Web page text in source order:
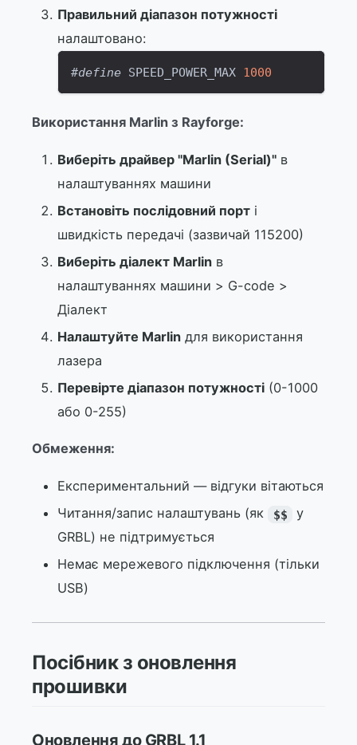
Правильний діапазон потужності
налаштовано:
#define SPEED_POWER_MAX 1000
Використання Marlin з Rayforge:
Виберіть драйвер "Marlin (Serial)" в
налаштуваннях машини
Встановіть послідовний порт і
швидкість передачі (зазвичай 115200)
Виберіть діалект Marlin в
налаштуваннях машини > G-code >
Діалект
Налаштуйте Marlin для використання
лазера
Перевірте діапазон потужності (0-1000
або 0-255)
Обмеження:
Експериментальний — відгуки вітаються
Читання/запис налаштувань (як
$$
у
GRBL) не підтримується
Немає мережевого підключення (тільки
USB)
Посібник з оновлення
прошивки
Оновлення до GRBL 1.1